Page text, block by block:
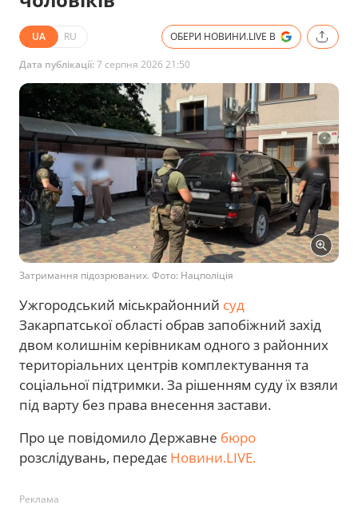
UA RU ОБЕРИ НОВИНИ.LIVE В
Дата публікації:7 серпня 2026 21:50
Затримання підозрюваних. Фото: Нацполіція
Ужгородський міськрайонний суд
Закарпатської області обрав запобіжний захід
двом колишнім керівникам одного з районних
територіальних центрів комплектування та
соціальної підтримки. За рішенням суду їх взяли
під варту без права внесення застави.
Про це повідомило Державне бюро
розслідувань, передає Новини.LIVE.
Реклама